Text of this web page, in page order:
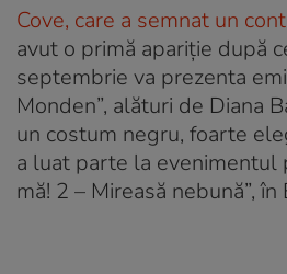
Cove, care a semnat un
avut o primă apariție după
septembrie va prezenta
Monden”, alături de Diana
un costum negru, foarte
a luat parte la evenimentul
mă! 2 – Mireasă nebună”, în